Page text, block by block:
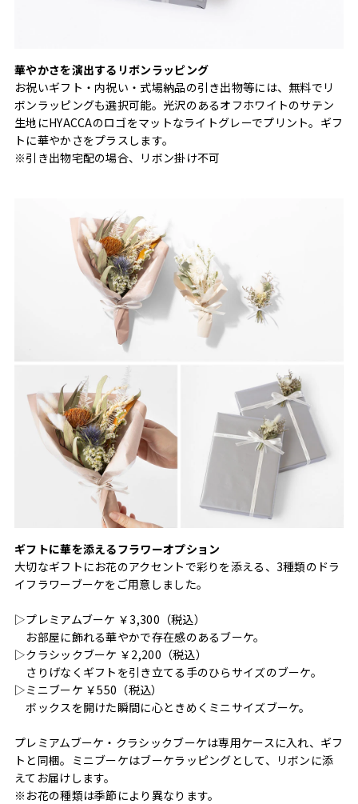
華やかさを演出するリボンラッピング
お祝いギフト・内祝い・式場納品の引き出物等には、無料でリ
ボンラッピングも選択可能。光沢のあるオフホワイトのサテン
生地にHYACCAのロゴをマットなライトグレーでプリント。ギフ
トに華やかさをプラスします。
※引き出物宅配の場合、リボン掛け不可
ギフトに華を添えるフラワーオプション
大切なギフトにお花のアクセントで彩りを添える、3種類のドラ
イフラワーブーケをご用意しました。
▷プレミアムブーケ ￥3,300（税込）
お部屋に飾れる華やかで存在感のあるブーケ。
▷クラシックブーケ ￥2,200（税込）
さりげなくギフトを引き立てる手のひらサイズのブーケ。
▷ミニブーケ ￥550（税込）
ボックスを開けた瞬間に心ときめくミニサイズブーケ。
プレミアムブーケ・クラシックブーケは専用ケースに入れ、ギフ
トと同梱。ミニブーケはブーケラッピングとして、リボンに添
えてお届けします。
※お花の種類は季節により異なります。